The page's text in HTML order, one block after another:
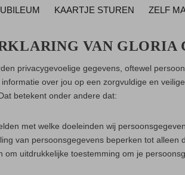
KAARTJE STUREN ZELF
VAN GLORIA
privacygevoelige gegevens, oftewel
over jou op een zorgvuldige en
betekent onder andere dat:
met welke doeleinden wij
van persoonsgegevens beperken tot
om uitdrukkelijke toestemming om je